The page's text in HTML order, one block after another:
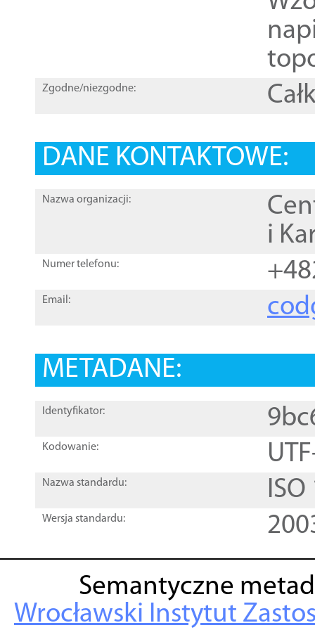
Zgodne/niezgodne:
DANE KONTAKTOWE:
Nazwa organizacji:
i
Numer telefonu:
Email:
METADANE:
Identyfikator:
Kodowanie:
Nazwa standardu:
Wersja standardu:
Semantyczne
Wrocławski Instytut